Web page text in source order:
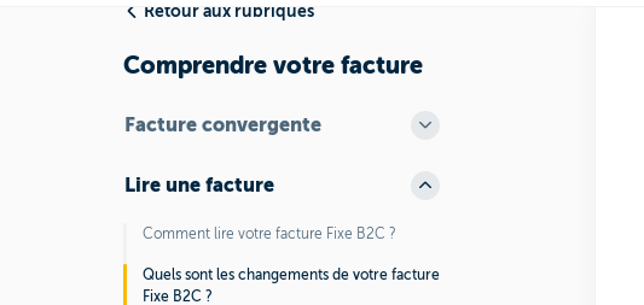
Retour aux rubriques
Comprendre votre facture
Facture convergente
Lire une facture
Comment lire votre facture Fixe B2C ?
Quels sont les changements de votre facture
Fixe B2C ?